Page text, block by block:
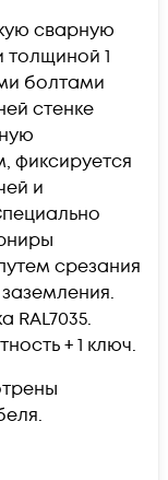
сварную
толщиной 1
болтами
стенке
фиксируется
и
срезания
+ 1 ключ.